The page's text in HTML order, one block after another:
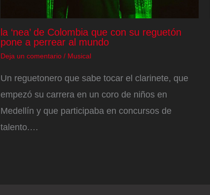
la ‘nea’ de Colombia que con su reguetón
pone a perrear al mundo
Deja un comentario / Musical
Un reguetonero que sabe tocar el clarinete, que
empezó su carrera en un coro de niños en
Medellín y que participaba en concursos de
talento.…